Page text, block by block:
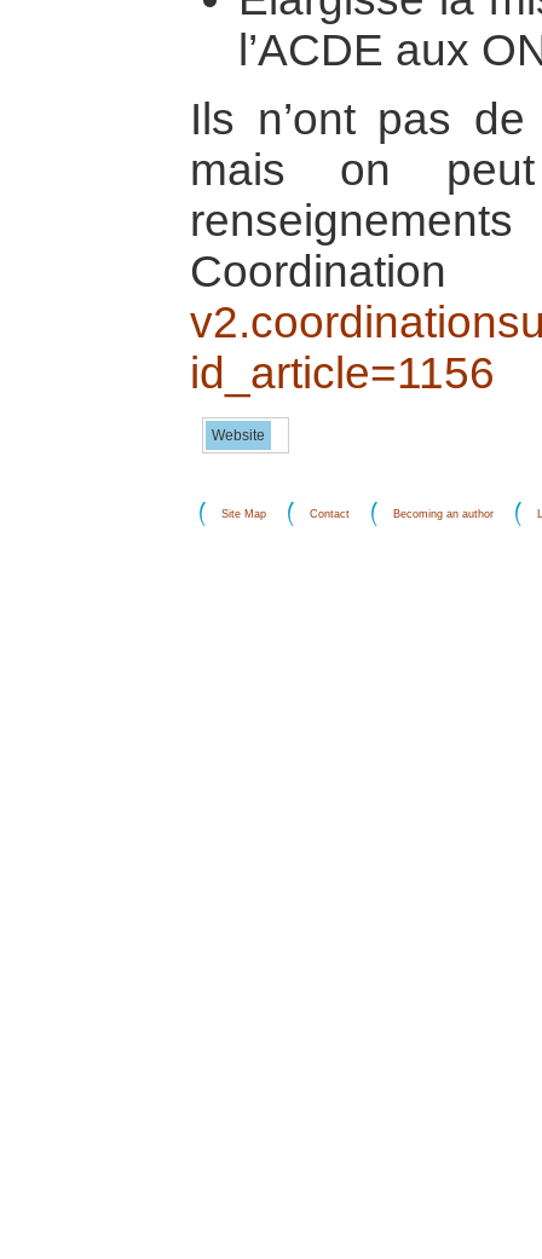
l’ACDE aux
Ils n’ont pas
mais on
id_article=1156
Website
Site Map Contact Becoming an author